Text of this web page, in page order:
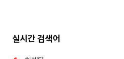
실시간 검색어